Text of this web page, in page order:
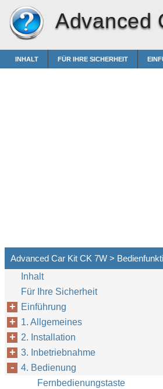
Advanced
INHALT FÜR IHRE SICHERHEIT
Advanced Car Kit CK 7W >
Inhalt
Für Ihre Sicherheit
Einführung
1. Allgemeines
2. Installation
3. Inbetriebnahme
4. Bedienung
Fernbedienungstaste